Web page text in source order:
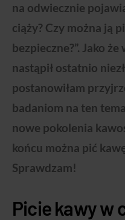
na odwiecznie
ciąży? Czy można ją
bezpieczne?”. Jako
nastąpił ostatnio
postanowiłam
badaniom na ten
nowe pokolenia
końcu można pić
Sprawdzam!
Picie kawy w